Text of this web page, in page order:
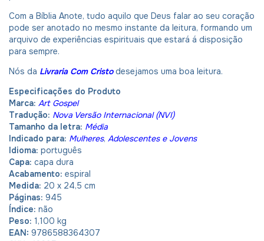
Com a Bíblia Anote, tudo aquilo que Deus falar ao seu coração
pode ser anotado no mesmo instante da leitura, formando um
arquivo de experiências espirituais que estará á disposição
para sempre.
Nós da Livraria Com Cristodesejamos uma boa leitura.
Especificações do Produto
Marca: Art Gospel
Tradução: Nova Versão Internacional (NVI)
Tamanho da letra: Média
Indicado para: Mulheres, Adolescentes e Jovens
Idioma: português
Capa: capa dura
Acabamento: espiral
Medida: 20 x 24,5 cm
Páginas: 945
Índice: não
Peso: 1,100 kg
EAN: 9786588364307